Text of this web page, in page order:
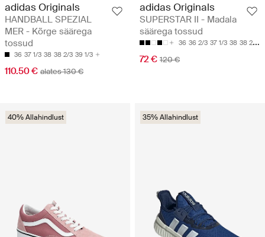
adidas Originals
HANDBALL SPEZIAL
MER - Kõrge säärega
tossud
36 37 1/3 38 38 2/3 39 1/3
110.50 € alates 130 €
adidas Originals
SUPERSTAR II - Madala
säärega tossud
36 36 2/3 37 1/3 38 38 2/3
72 € 120 €
40% Allahindlust 35% Allahindlust